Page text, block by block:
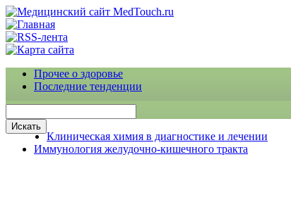
Прочее о здоровье
Последние тенденции
Клиническая химия в диагностике и лечении
Иммунология желудочно-кишечного тракта